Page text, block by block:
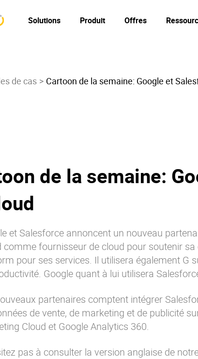
Solutions Produit Offres
de cas Cartoon de la semaine: Google et
de la semaine:
et Salesforce annoncent un nouveau
comme fournisseur de cloud pour soutenir
pour ses services. Il utilisera également G
Google quant à lui utilisera
partenaires comptent intégrer
de vente, de marketing et de publicité
Cloud et Google Analytics 360.
pas à consulter la version anglaise de